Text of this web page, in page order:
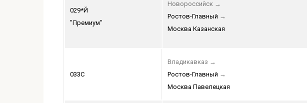
029*Й
"Премиум"
Новороссийск →
Ростов-Главный →
Москва Казанская
033С
Владикавказ →
Ростов-Главный →
Москва Павелецкая